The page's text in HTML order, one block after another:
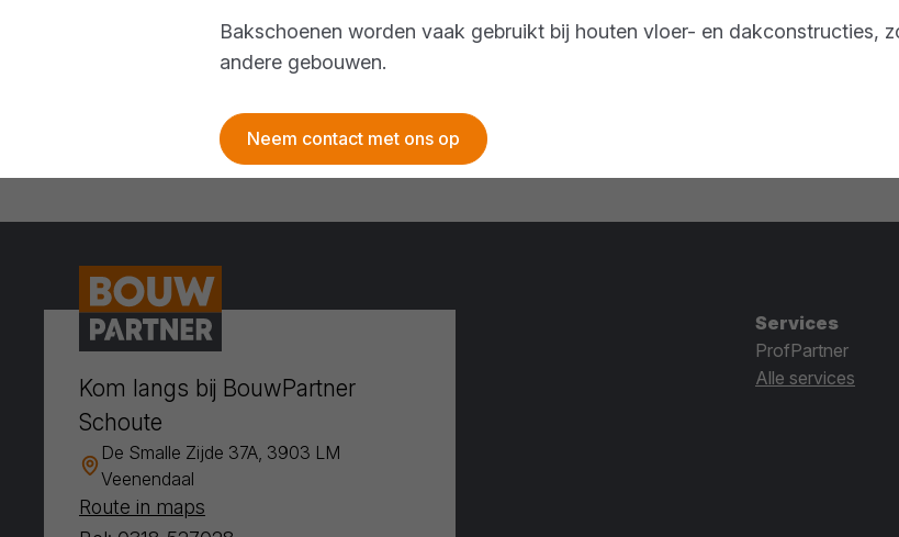
Bakschoenen worden vaak gebruikt bij houten vloer- en dakconstructies,
andere gebouwen.
Neem contact met ons op
Kom langs bij BouwPartner
Schoute
De Smalle Zijde 37A, 3903 LM
Veenendaal
Route in maps
Services
ProfPartner
Alle services